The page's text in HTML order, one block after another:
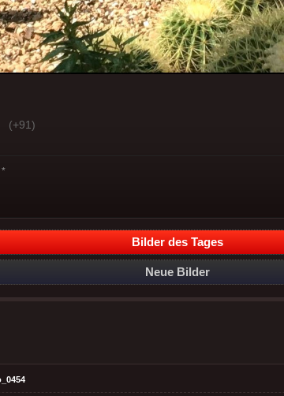
(+91)
Bilder des Tages
Neue Bilder